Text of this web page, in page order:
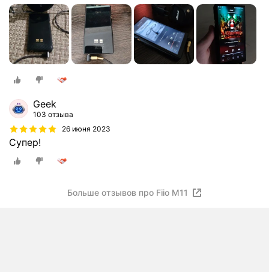
Geek
103 отзыва
26 июня 2023
Супер!
Больше отзывов про Fiio M11